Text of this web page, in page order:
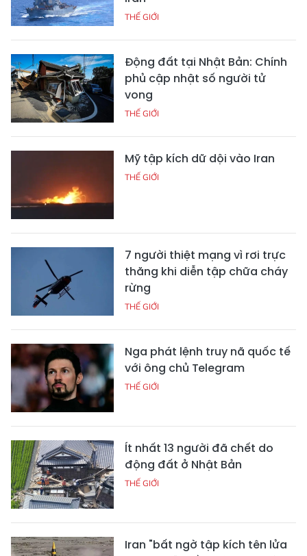
THẾ GIỚI
Động đất tại Nhật Bản: Chính
phủ cập nhật số người tử
vong
THẾ GIỚI
Mỹ tập kích dữ dội vào Iran
THẾ GIỚI
7 người thiệt mạng vì rơi trực
thăng khi diễn tập chữa cháy
rừng
THẾ GIỚI
Nga phát lệnh truy nã quốc tế
với ông chủ Telegram
THẾ GIỚI
Ít nhất 13 người đã chết do
động đất ở Nhật Bản
THẾ GIỚI
Iran "bất ngờ tập kích tên lửa